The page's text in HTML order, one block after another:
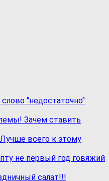
"недостаточно"
Зачем ставить
всего к этому
не первый год говяжий
салат!!!